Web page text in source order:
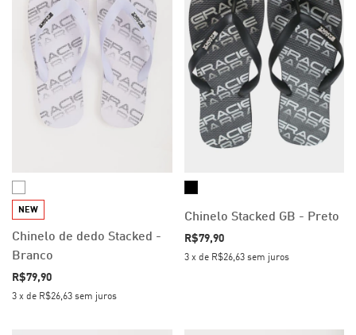
NEW
Chinelo de dedo Stacked -
Branco
R$79,90
3 x de R$26,63 sem juros
Chinelo Stacked GB - Preto
R$79,90
3 x de R$26,63 sem juros